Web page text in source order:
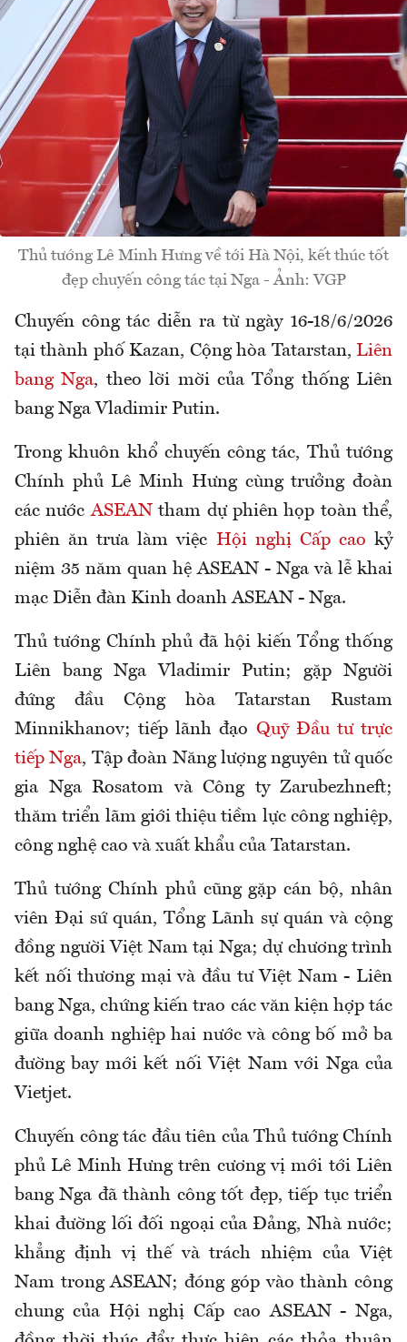
Thủ tướng Lê Minh Hưng về tới Hà Nội, kết thúc tốt
đẹp chuyến công tác tại Nga - Ảnh: VGP
Chuyến công tác diễn ra từ ngày 16-18/6/2026
tại thành phố Kazan, Cộng hòa Tatarstan, Liên
bang Nga, theo lời mời của Tổng thống Liên
bang Nga Vladimir Putin.
Trong khuôn khổ chuyến công tác, Thủ tướng
Chính phủ Lê Minh Hưng cùng trưởng đoàn
các nướcASEAN tham dự phiên họp toàn thể,
phiên ăn trưa làm việc Hội nghị Cấp cao kỷ
niệm 35 năm quan hệ ASEAN - Nga và lễ khai
mạc Diễn đàn Kinh doanh ASEAN - Nga.
Thủ tướng Chính phủ đã hội kiến Tổng thống
Liên bang Nga Vladimir Putin; gặp Người
đứng đầu Cộng hòa Tatarstan Rustam
Minnikhanov; tiếp lãnh đạo Quỹ Đầu tư trực
tiếp Nga, Tập đoàn Năng lượng nguyên tử quốc
gia Nga Rosatom và Công ty Zarubezhneft;
thăm triển lãm giới thiệu tiềm lực công nghiệp,
công nghệ cao và xuất khẩu của Tatarstan.
Thủ tướng Chính phủ cũng gặp cán bộ, nhân
viên Đại sứ quán, Tổng Lãnh sự quán và cộng
đồng người Việt Nam tại Nga; dự chương trình
kết nối thương mại và đầu tư Việt Nam - Liên
bang Nga, chứng kiến trao các văn kiện hợp tác
giữa doanh nghiệp hai nước và công bố mở ba
đường bay mới kết nối Việt Nam với Nga của
Vietjet.
Chuyến công tác đầu tiên của Thủ tướng Chính
phủ Lê Minh Hưng trên cương vị mới tới Liên
bang Nga đã thành công tốt đẹp, tiếp tục triển
khai đường lối đối ngoại của Đảng, Nhà nước;
khẳng định vị thế và trách nhiệm của Việt
Nam trong ASEAN; đóng góp vào thành công
chung của Hội nghị Cấp cao ASEAN - Nga,